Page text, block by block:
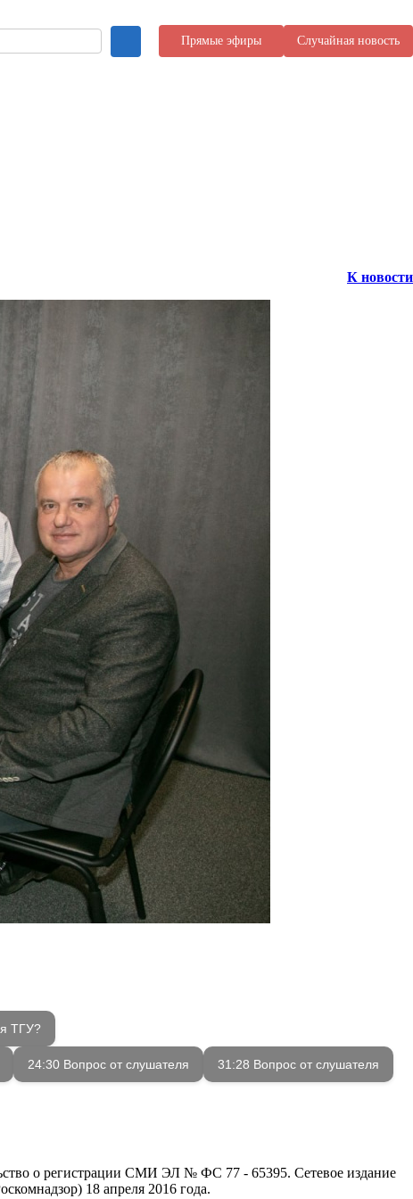
Прямые эфиры Случайная новость
К новости
ТГУ?
24:30 Вопрос от слушателя 31:28 Вопрос от слушателя
о регистрации СМИ ЭЛ № ФС 77 - 65395. Сетевое издание
18 апреля 2016 года.